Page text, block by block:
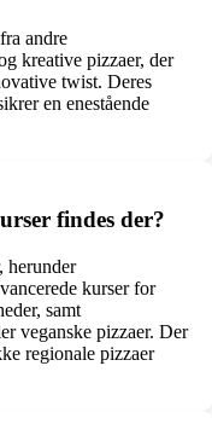
andre
kreative pizzaer, der
twist. Deres
en enestående
findes der?
herunder
kurser for
samt
veganske pizzaer. Der
regionale pizzaer